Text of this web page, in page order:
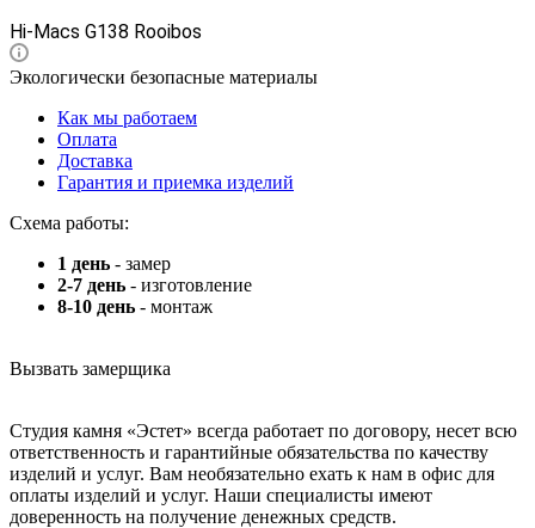
Hi-Macs G138 Rooibos
Экологически безопасные материалы
Как мы работаем
Оплата
Доставка
Гарантия и приемка изделий
Схема работы:
1 день - замер
2-7 день - изготовление
8-10 день - монтаж
Вызвать замерщика
Студия камня «Эстет» всегда работает по договору, несет всю
ответственность и гарантийные обязательства по качеству
изделий и услуг. Вам необязательно ехать к нам в офис для
оплаты изделий и услуг. Наши специалисты имеют
доверенность на получение денежных средств.